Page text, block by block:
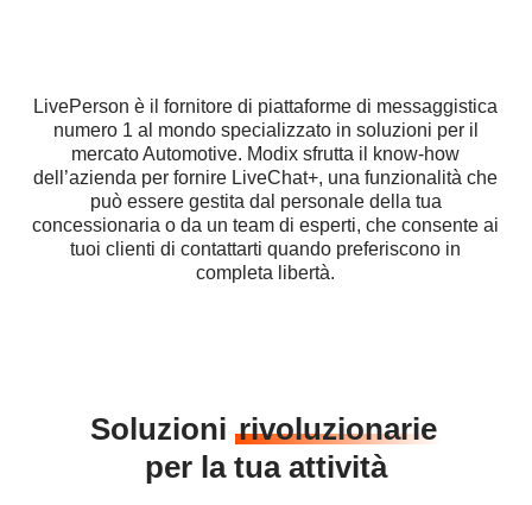
LivePerson è il fornitore di piattaforme di messaggistica
numero 1 al mondo specializzato in soluzioni per il
mercato Automotive. Modix sfrutta il know-how
dell’azienda per fornire LiveChat+, una funzionalità che
può essere gestita dal personale della tua
concessionaria o da un team di esperti, che consente ai
tuoi clienti di contattarti quando preferiscono in
completa libertà.
Soluzionirivoluzionarie
per la tua attività